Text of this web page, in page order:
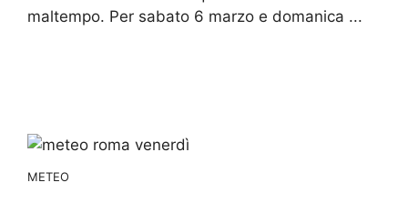
maltempo. Per sabato 6 marzo e domanica ...
METEO